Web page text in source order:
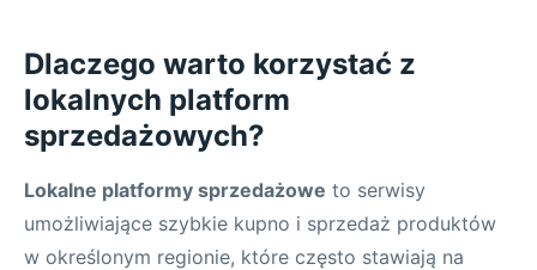
Dlaczego warto korzystać z
lokalnych platform
sprzedażowych?
Lokalne platformy sprzedażowe to serwisy
umożliwiające szybkie kupno i sprzedaż produktów
w określonym regionie, które często stawiają na